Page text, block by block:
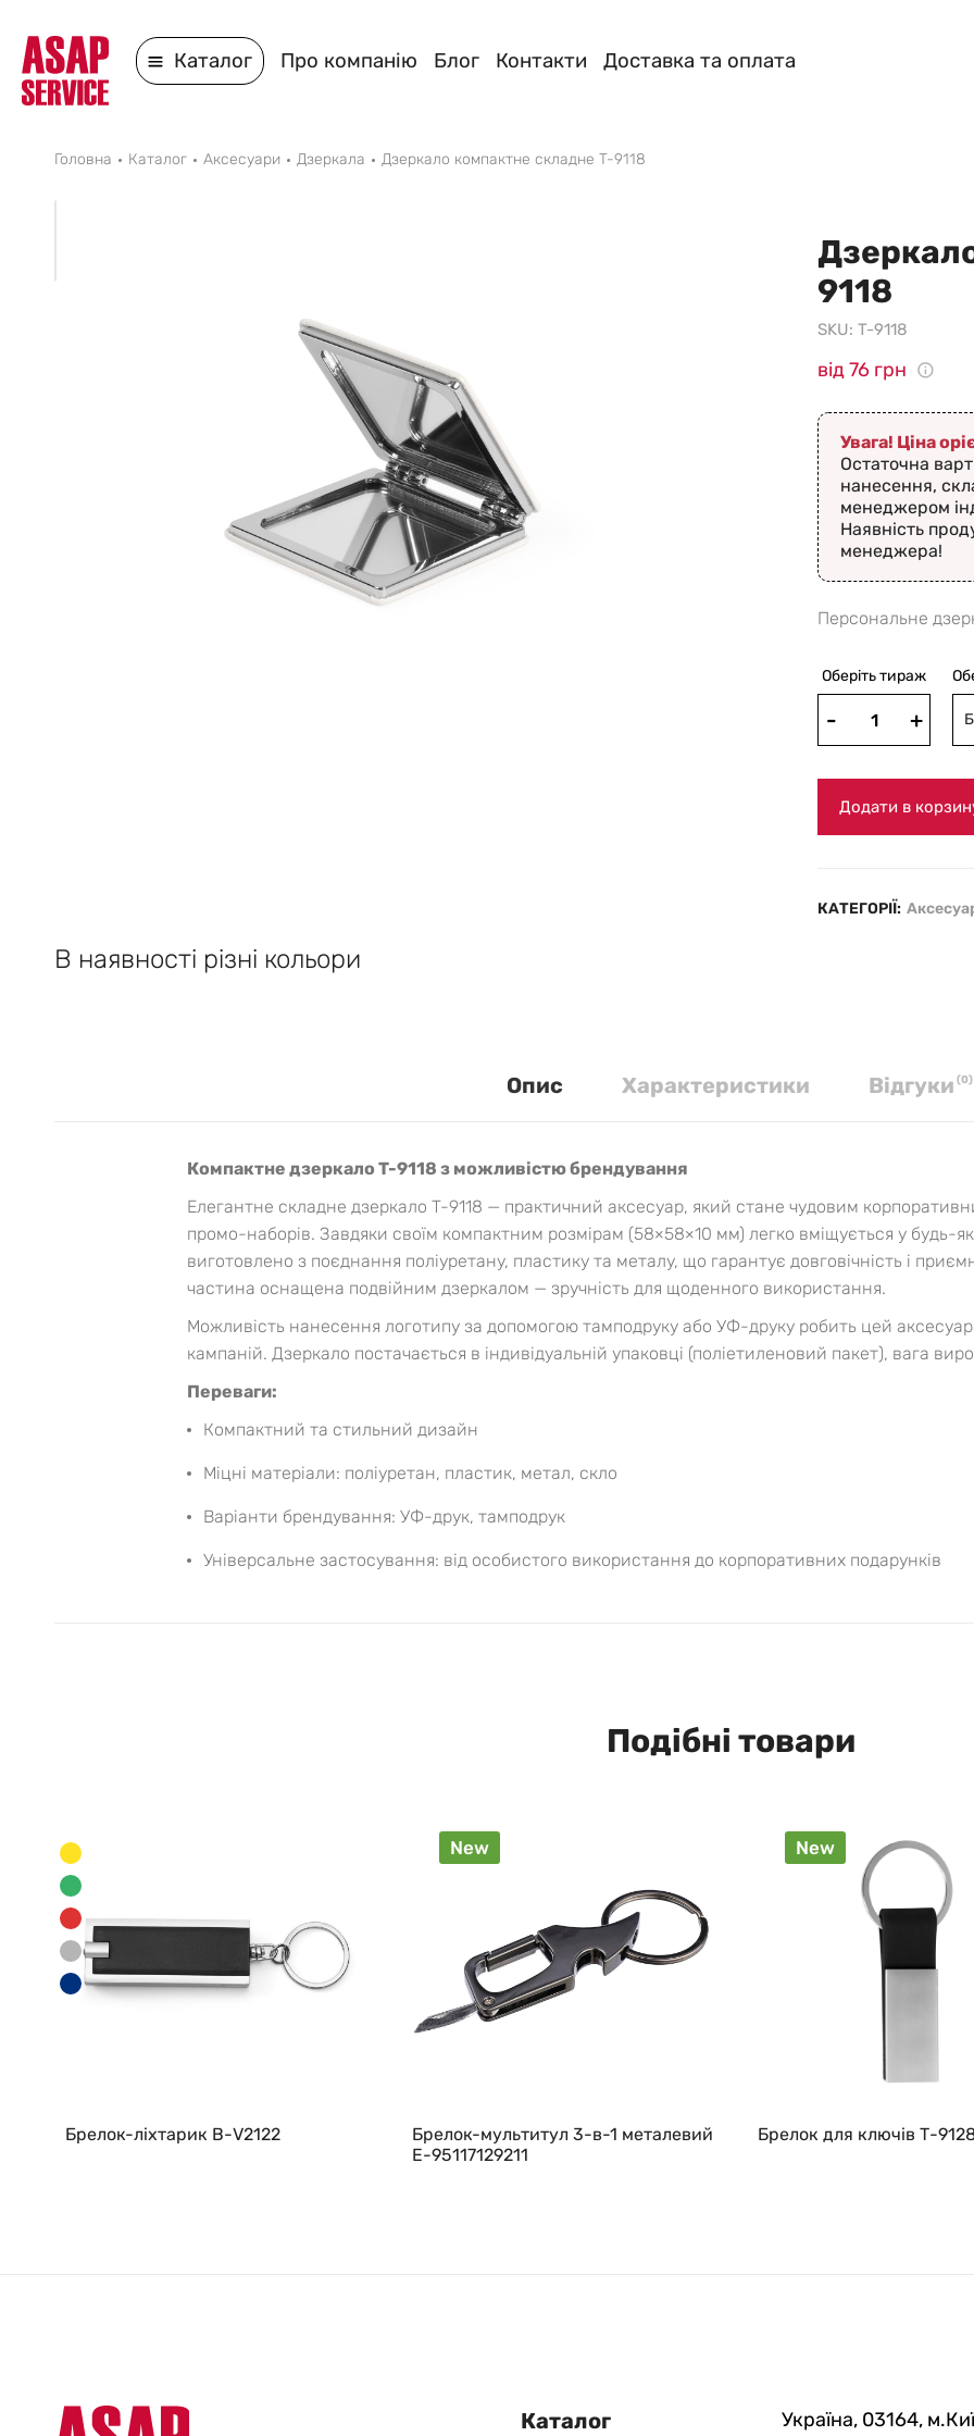
Каталог Про компанію Блог Контакти Доставка та оплата
Головна Каталог Аксесуари Дзеркала Дзеркало компактне складне T-9118
9118
SKU: T-9118
від 76 грн
Увага! Ціна
Остаточна
нанесення,
менеджером
Наявність
менеджера!
Персональне
Оберіть тираж
Додати в
КАТЕГОРІЇ:
В наявності різні кольори
Опис Характеристики Вiдгуки (0)
Компактне дзеркало T-9118 з можливістю брендування
Елегантне складне дзеркало T-9118 — практичний аксесуар, який стане чудовим
промо-наборів. Завдяки своїм компактним розмірам (58×58×10 мм) легко вміщується у будь-
виготовлено з поєднання поліуретану, пластику та металу, що гарантує довговічність і
частина оснащена подвійним дзеркалом — зручність для щоденного використання.
Можливість нанесення логотипу за допомогою тамподруку або УФ-друку робить цей
кампаній. Дзеркало постачається в індивідуальній упаковці (поліетиленовий пакет), вага
Переваги:
Компактний та стильний дизайн
Міцні матеріали: поліуретан, пластик, метал, скло
Варіанти брендування: УФ-друк, тамподрук
Універсальне застосування: від особистого використання до корпоративних подарунків
Подібні товари
Брелок-ліхтарик В-V2122
New
Брелок-мультитул 3-в-1 металевий
E-95117129211
New
Брелок для ключів Т-
Каталог Україна, 03164,